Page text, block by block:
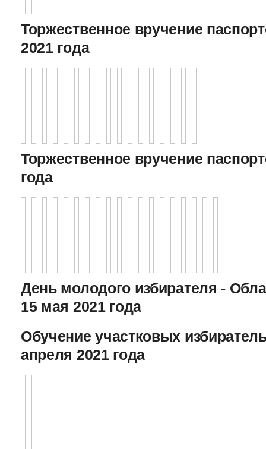
Торжественное вручение
2021 года
Торжественное вручение
года
День молодого избирателя -
15 мая 2021 года
Обучение участковых
апреля 2021 года